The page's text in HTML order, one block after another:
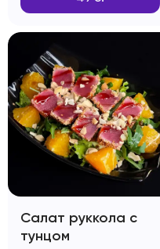
Салат руккола с
тунцом